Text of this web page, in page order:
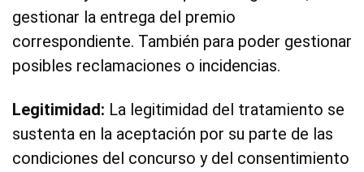
gestionar la entrega del premio
correspondiente. También para poder gestionar
posibles reclamaciones o incidencias.
Legitimidad: La legitimidad del tratamiento se
sustenta en la aceptación por su parte de las
condiciones del concurso y del consentimiento